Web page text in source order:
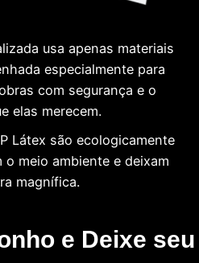
usa apenas materiais
especialmente para
com segurança e o
elas merecem.
Látex são ecologicamente
o meio ambiente e deixam
magnífica.
e Deixe seu